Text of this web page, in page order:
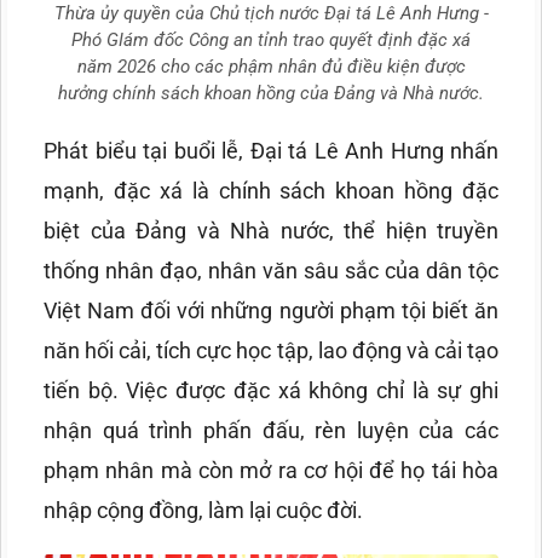
Thừa ủy quyền của Chủ tịch nước Đại tá Lê Anh Hưng -
Phó GIám đốc Công an tỉnh trao quyết định đặc xá
năm 2026 cho các phậm nhân đủ điều kiện được
hưởng chính sách khoan hồng của Đảng và Nhà nước.
Phát biểu tại buổi lễ, Đại tá Lê Anh Hưng nhấn
mạnh, đặc xá là chính sách khoan hồng đặc
biệt của Đảng và Nhà nước, thể hiện truyền
thống nhân đạo, nhân văn sâu sắc của dân tộc
Việt Nam đối với những người phạm tội biết ăn
năn hối cải, tích cực học tập, lao động và cải tạo
tiến bộ. Việc được đặc xá không chỉ là sự ghi
nhận quá trình phấn đấu, rèn luyện của các
phạm nhân mà còn mở ra cơ hội để họ tái hòa
nhập cộng đồng, làm lại cuộc đời.